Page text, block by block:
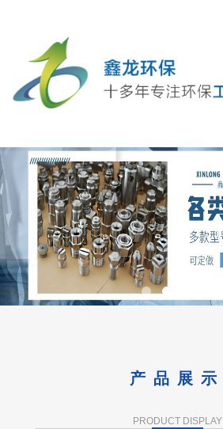
产品展示
PRODUCT DISPLAY